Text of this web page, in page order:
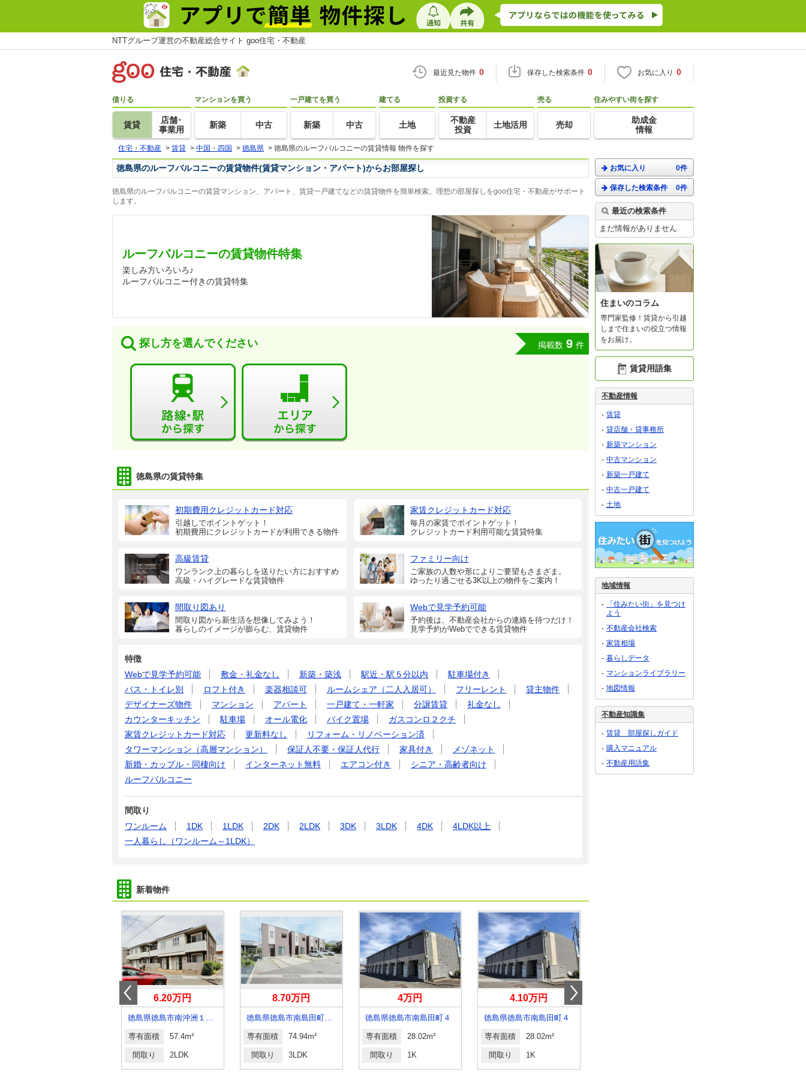
NTTグループ運営の不動産総合サイト goo住宅・不動産
最近見た物件 0 保存した検索条件 0 お気に入り 0
借りる
賃貸
店舗･
事業用
マンションを買う
新築 中古
一戸建てを買う
新築 中古
建てる
土地
投資する
不動産
投資
土地活用
売る
売却
住みやすい街を探す
助成金
情報
住宅・不動産 > 賃貸 > 中国・四国 > 徳島県 > 徳島県のルーフバルコニーの賃貸情報 物件を探す
徳島県のルーフバルコニーの賃貸物件(賃貸マンション・アパート)からお部屋探し
徳島県のルーフバルコニーの賃貸マンション、アパート、賃貸一戸建てなどの賃貸物件を簡単検索。理想の部屋探しをgoo住宅・不動産がサポート
します。
ルーフバルコニーの賃貸物件特集
楽しみ方いろいろ♪
ルーフバルコニー付きの賃貸特集
探し方を選んでください 掲載数 9 件
徳島県の賃貸特集
初期費用クレジットカード対応
引越しでポイントゲット！
初期費用にクレジットカードが利用できる物件
家賃クレジットカード対応
毎月の家賃でポイントゲット！
クレジットカード利用可能な賃貸特集
高級賃貸
ワンランク上の暮らしを送りたい方におすすめ
高級・ハイグレードな賃貸物件
ファミリー向け
ご家族の人数や形によりご要望もさまざま。
ゆったり過ごせる3K以上の物件をご案内！
間取り図あり
間取り図から新生活を想像してみよう！
暮らしのイメージが膨らむ、賃貸物件
Webで見学予約可能
予約後は、不動産会社からの連絡を待つだけ！
見学予約がWebでできる賃貸物件
特徴
Webで見学予約可能
敷金・礼金なし 新築・築浅 駅近・駅５分以内
駐車場付き
バス・トイレ別
ロフト付き 楽器相談可 ルームシェア（二人入居可） フリーレント
貸主物件
デザイナーズ物件
マンション アパート 一戸建て・一軒家 分譲賃貸
礼金なし
カウンターキッチン
駐車場 オール電化 バイク置場
ガスコンロ２クチ
家賃クレジットカード対応
更新料なし
リフォーム・リノベーション済
タワーマンション（高層マンション）
保証人不要・保証人代行 家具付き
メゾネット
新婚・カップル・同棲向け
インターネット無料 エアコン付き
シニア・高齢者向け
ルーフバルコニー
間取り
ワンルーム
1DK 1LDK 2DK 2LDK 3DK 3LDK 4DK
4LDK以上
一人暮らし（ワンルーム～1LDK）
新着物件
6.20万円
徳島県徳島市南沖洲１丁目
専有面積 57.4m²
間取り 2LDK
8.70万円
徳島県徳島市南島田町２丁目
専有面積 74.94m²
間取り 3LDK
4万円
徳島県徳島市南島田町４
専有面積 28.02m²
間取り 1K
4.10万円
徳島県徳島市南島田町４
専有面積 28.02m²
間取り 1K
お気に入り 0件
保存した検索条件 0件
最近の検索条件
まだ情報がありません
住まいのコラム
専門家監修！賃貸から引越
しまで住まいの役立つ情報
をお届け。
賃貸用語集
不動産情報
賃貸
貸店舗・貸事務所
新築マンション
中古マンション
新築一戸建て
中古一戸建て
土地
地域情報
「住みたい街」を見つけ
よう
不動産会社検索
家賃相場
暮らしデータ
マンションライブラリー
地図情報
不動産知識集
賃貸 部屋探しガイド
購入マニュアル
不動産用語集